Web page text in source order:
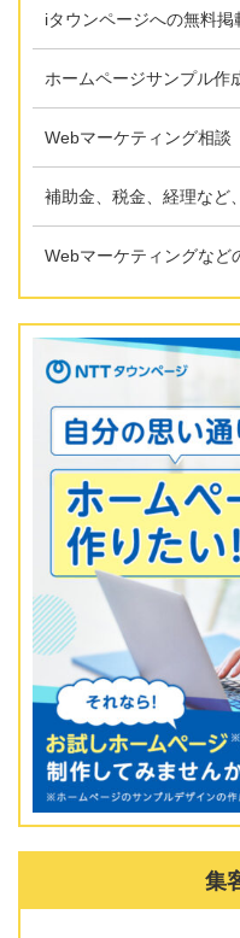
iタウンページへの無料掲
ホームページサンプル作
Webマーケティング相談
補助金、税金、経理など
Webマーケティングなど
集